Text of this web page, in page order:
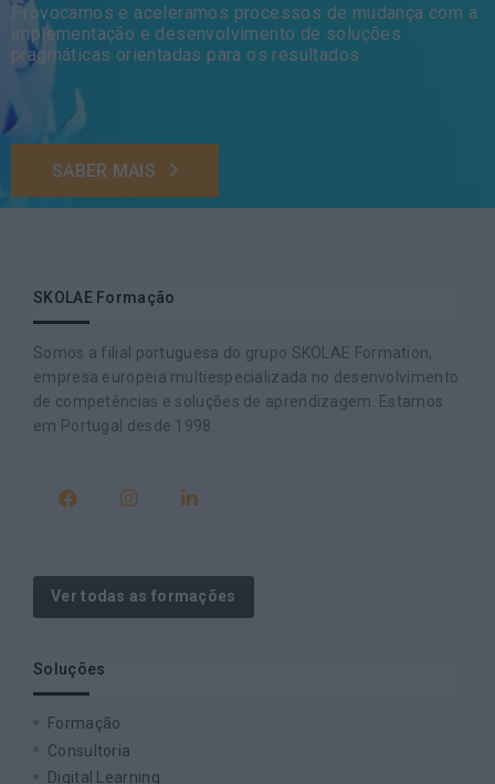
Provocamos e aceleramos processos de mudança com a
implementação e desenvolvimento de soluções
pragmáticas orientadas para os resultados
SABER MAIS
SKOLAE Formação
Somos a filial portuguesa do grupo SKOLAE Formation,
empresa europeia multiespecializada no desenvolvimento
de competências e soluções de aprendizagem. Estamos
em Portugal desde 1998.
Ver todas as formações
Soluções
Formação
Consultoria
Digital Learning